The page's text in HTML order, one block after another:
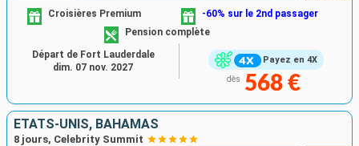
Payez en 4X
Croisières Premium
-60% sur le 2nd passager
Pension complète
dès 568 €
Départ de Fort Lauderdale
dim. 07 nov. 2027
ÉTATS-UNIS, BAHAMAS
8 jours, Celebrity Summit